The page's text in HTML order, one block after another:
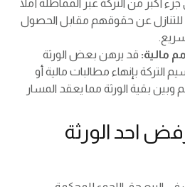
أكبر من التركة عبر المماطلة أملا
للتنازل عن حقوقهم مقابل الحصول
مالية: قد يرهن بعض الورثة
التركة بإنهاء مطالبات مالية أو
بقية الورثة مما يعقد المسار
احد الورثة